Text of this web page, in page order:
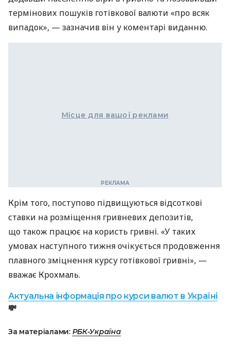
термінових пошуків готівкової валюти «про всяк
випадок», — зазначив він у коментарі виданню.
Місце для вашої реклами
Крім того, поступово підвищуються відсоткові
ставки на розміщення гривневих депозитів,
що також працює на користь гривні. «У таких
умовах наступного тижня очікується продовження
плавного зміцнення курсу готівкової гривні», —
вважає Крохмаль.
Актуальна інформація про курси валют в Україні
💸
За матеріалами: РБК-Україна